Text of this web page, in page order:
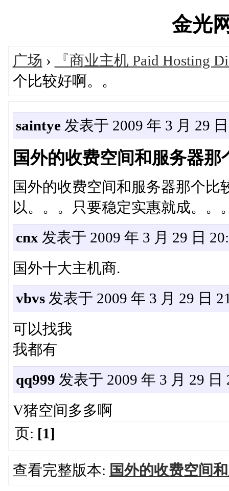
金光
广场 ›
『商业主机 Paid Hosting
个比较好啊。。
saintye发表于 2009 年 3 月 29
国外的收费空间和服务器那
国外的收费空间和服务器那个比
以。。。只要稳定实惠就成。。
cnx 发表于 2009 年 3 月 29 日
国外十大主机商.
vbvs发表于 2009 年 3 月 29 日
可以找我
我都有
qq999 发表于 2009 年 3 月 29 日
V猪空间多多啊
页: [1]
查看完整版本: 国外的收费空间